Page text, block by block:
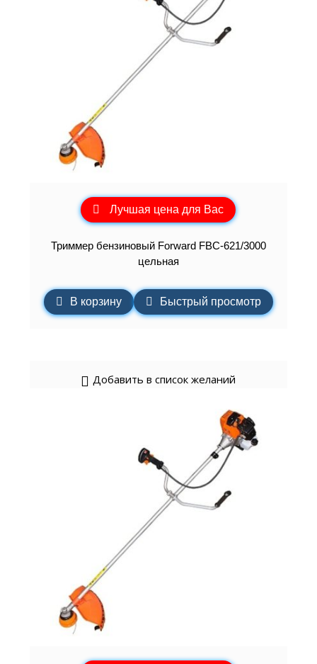
Лучшая цена для Вас
Триммер бензиновый Forward FBC-621/3000
цельная
В корзину Быстрый просмотр
Добавить в список желаний